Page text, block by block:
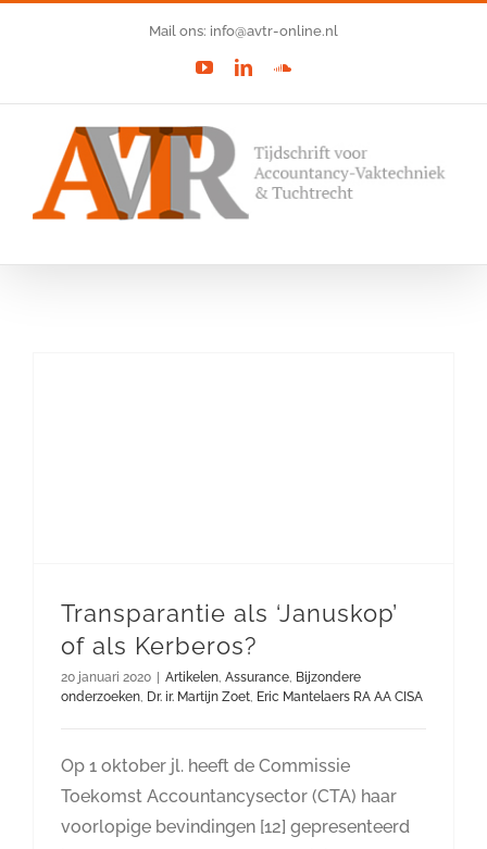
Mail ons: info@avtr-online.nl
YouTubeLinkedInSoundCloud
Transparantie als ‘Januskop’
of als Kerberos?
20 januari 2020 | Artikelen, Assurance, Bijzondere
onderzoeken, Dr. ir. Martijn Zoet, Eric Mantelaers RA AA CISA
Op 1 oktober jl. heeft de Commissie
Toekomst Accountancysector (CTA) haar
voorlopige bevindingen [12] gepresenteerd